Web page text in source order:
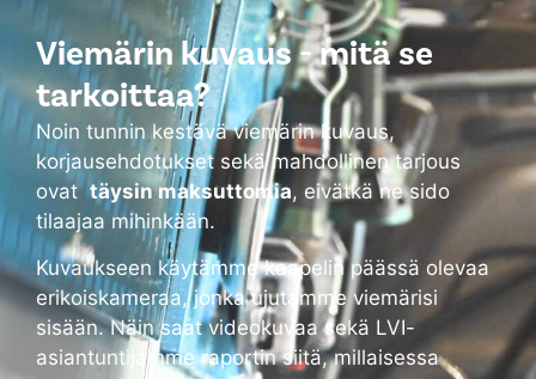
Viemärin kuvaus - mitä se
tarkoittaa?
Noin tunnin kestävä viemärin kuvaus,
korjausehdotukset sekä mahdollinen tarjous
ovat täysin maksuttomia, eivätkä ne sido
tilaajaa mihinkään.
Kuvaukseen käytämme kaapelin päässä olevaa
erikoiskameraa, jonka ujutamme viemärisi
sisään. Näin saat videokuvaa sekä LVI-
asiantuntijamme raportin siitä, millaisessa